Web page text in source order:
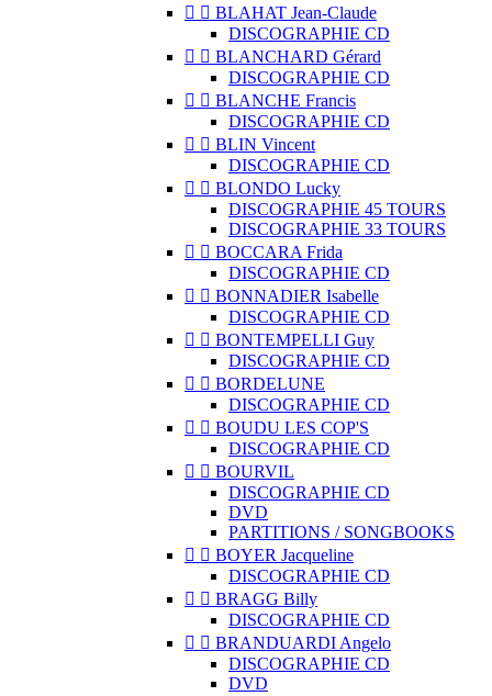
  BLAHAT Jean-Claude
DISCOGRAPHIE CD
  BLANCHARD Gérard
DISCOGRAPHIE CD
  BLANCHE Francis
DISCOGRAPHIE CD
  BLIN Vincent
DISCOGRAPHIE CD
  BLONDO Lucky
DISCOGRAPHIE 45 TOURS
DISCOGRAPHIE 33 TOURS
  BOCCARA Frida
DISCOGRAPHIE CD
  BONNADIER Isabelle
DISCOGRAPHIE CD
  BONTEMPELLI Guy
DISCOGRAPHIE CD
  BORDELUNE
DISCOGRAPHIE CD
  BOUDU LES COP'S
DISCOGRAPHIE CD
  BOURVIL
DISCOGRAPHIE CD
DVD
PARTITIONS / SONGBOOKS
  BOYER Jacqueline
DISCOGRAPHIE CD
  BRAGG Billy
DISCOGRAPHIE CD
  BRANDUARDI Angelo
DISCOGRAPHIE CD
DVD